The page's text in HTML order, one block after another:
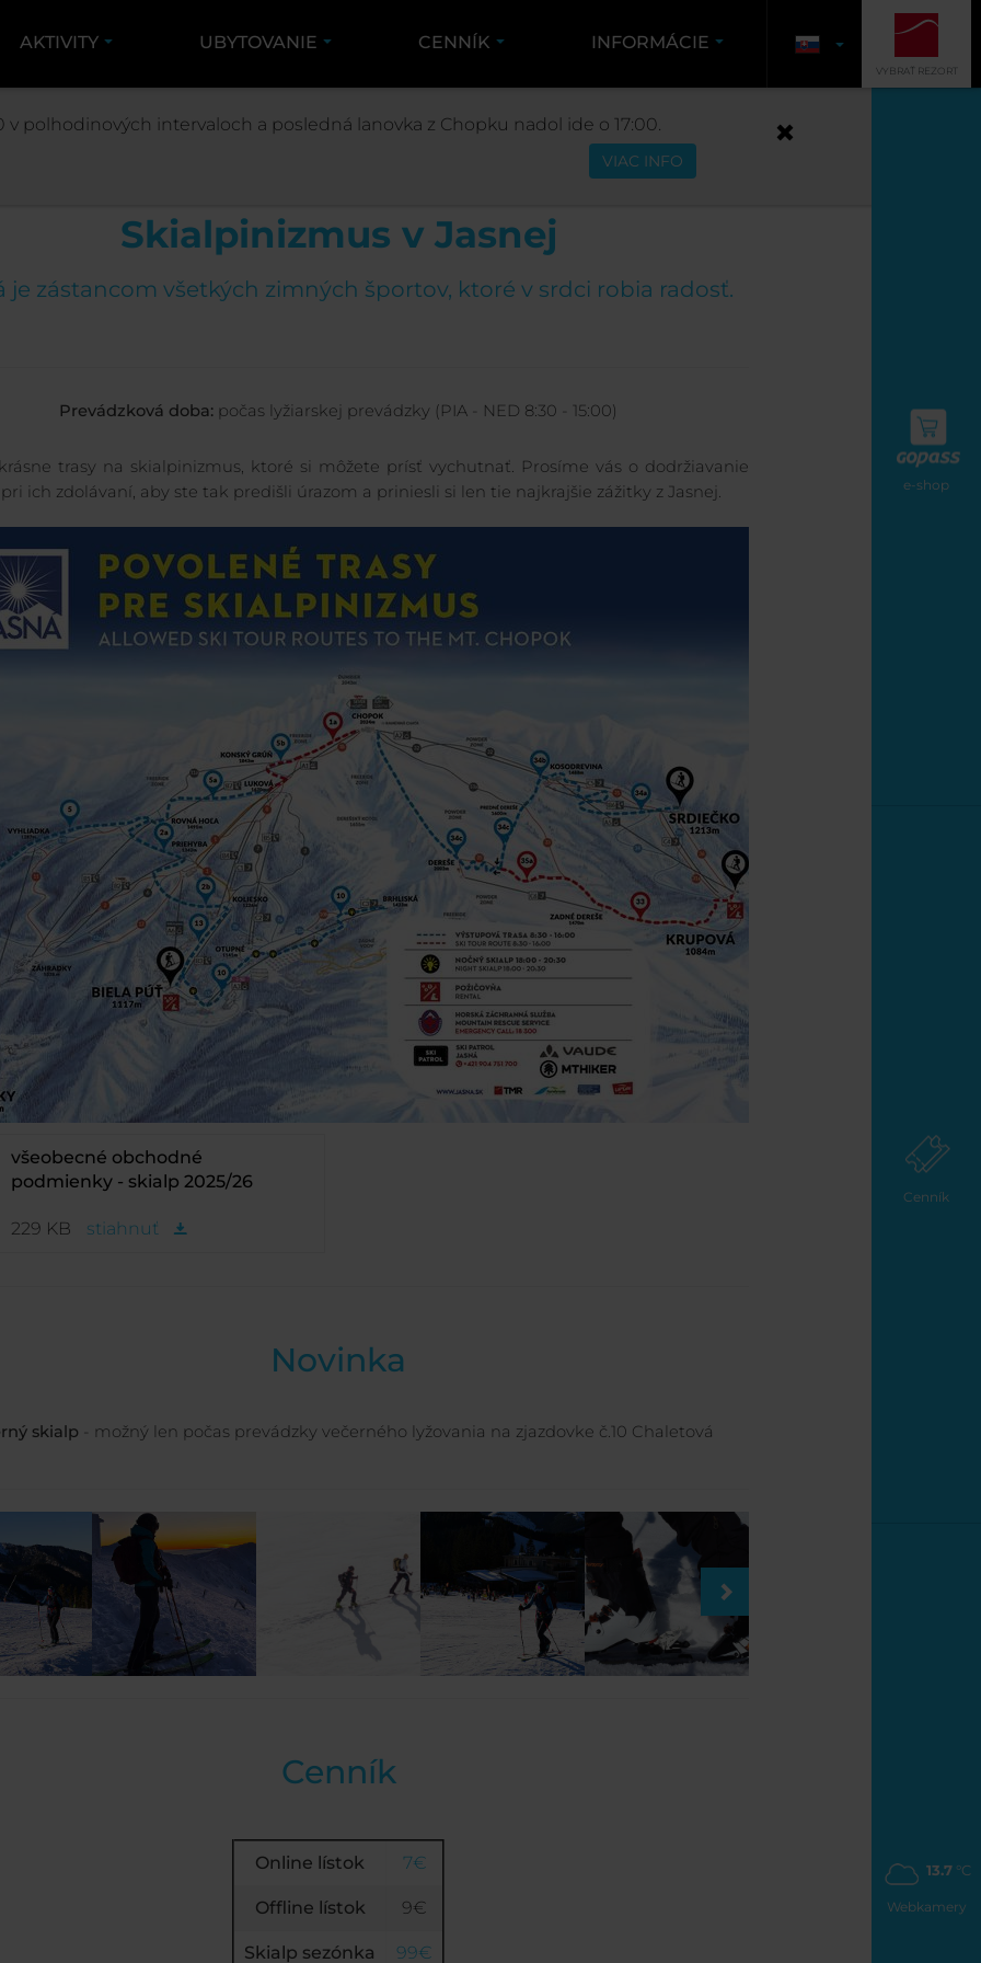
e-shop
Cenník
13.7 °C
Webkamery
AKTIVITY UBYTOVANIE CENNÍK INFORMÁCIE
VYBRAŤ REZORT
AKTIVITY ŠPORT SKIALPINIZMUS
Skialpinizmus v Jasnej
je zástancom všetkých zimných športov, ktoré v srdci robia radosť.
Prevádzková doba: počas lyžiarskej prevádzky (PIA - NED 8:30 - 15:00)
trasy na skialpinizmus, ktoré si môžete prísť vychutnať. Prosíme vás o dodržiavanie
ich zdolávaní, aby ste tak predišli úrazom a priniesli si len tie najkrajšie zážitky z Jasnej.
všeobecné obchodné
podmienky - skialp 2025/26
229 KB stiahnuť
Novinka
skialp - možný len počas prevádzky večerného lyžovania na zjazdovke č.10 Chaletová
Cenník
Online lístok 7€
Offline lístok 9€
Skialp sezónka 99€
v polhodinových intervaloch a posledná lanovka z Chopku nadol ide o 17:00.
VIAC INFO